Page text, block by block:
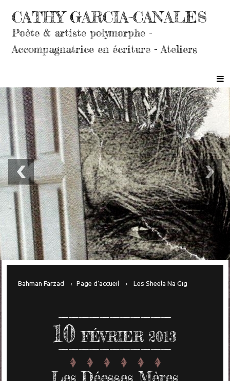
CATHY GARCIA-CANALES
Poète & artiste polymorphe -
Accompagnatrice en écriture - Ateliers
Bahman Farzad Page d'accueil Les Sheela Na Gig
10 FÉVRIER 2013
Les Déesses Mères